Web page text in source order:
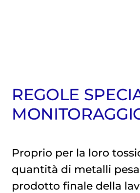
REGOLE
Proprio per la loro
quantità di metalli
prodotto finale della